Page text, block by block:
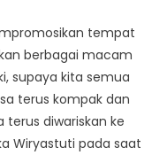
tempat
berbagai macam
supaya kita semua
terus kompak dan
diwariskan ke
Wiryastuti pada saat